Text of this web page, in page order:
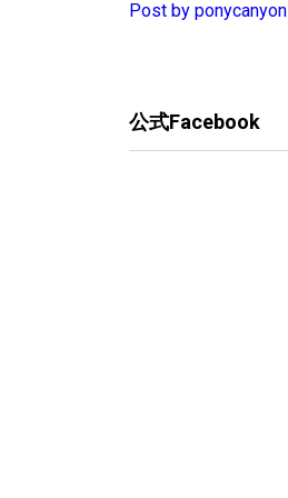
Post by ponycanyon
公式Facebook